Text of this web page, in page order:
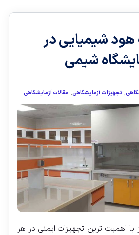
شیمیایی در
شیمی
, تجهیزات آزمایشگاهی, مقالات آزمایشگاهی
اهمیت ترین تجهیزات ایمنی در هر